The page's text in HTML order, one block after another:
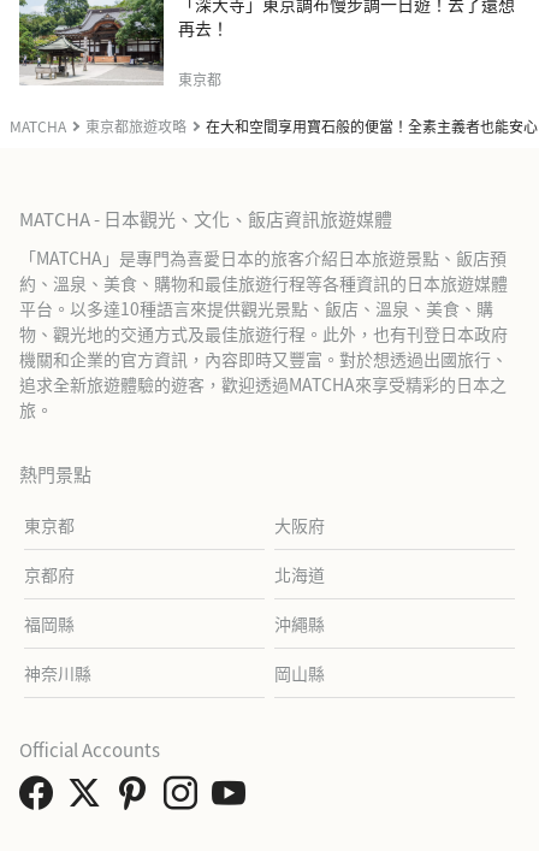
MATCHA 東京都旅遊攻略 在大和空間享用寶石般的便當！全素主義者也能安
再去！
東京都
MATCHA - 日本觀光、文化、飯店資訊旅遊媒體
「MATCHA」是專門為喜愛日本的旅客介紹日本旅遊景點、飯店預
約、溫泉、美食、購物和最佳旅遊行程等各種資訊的日本旅遊媒體
平台。以多達10種語言來提供觀光景點、飯店、溫泉、美食、購
物、觀光地的交通方式及最佳旅遊行程。此外，也有刊登日本政府
機關和企業的官方資訊，內容即時又豐富。對於想透過出國旅行、
追求全新旅遊體驗的遊客，歡迎透過MATCHA來享受精彩的日本之
旅。
熱門景點
東京都 大阪府
京都府 北海道
福岡縣 沖繩縣
神奈川縣 岡山縣
Official Accounts